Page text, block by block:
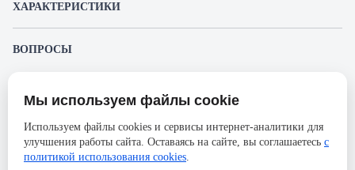
ХАРАКТЕРИСТИКИ
оптический
Производитель
Cabeus
ВОПРОСЫ
Пожалуйста, авторизуйтесь, чтобы иметь
возможность оставлять вопросы.
Представленные изображения и характеристики могут отличаться от реального
без предварительного уведомления. Компания АйДистрибьют не несёт
ответственности в случае не соответствия текущей модели товаров фотографиям,
размещённым в карточке товара.
Мы используем файлы cookie
Используем файлы cookies и сервисы интернет-аналитики для
улучшения работы сайта. Оставаясь на сайте, вы соглашаетесь с
политикой использования cookies.